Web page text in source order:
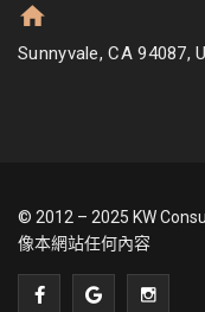
Sunnyvale, CA 94087,
© 2012 – 2025 KW
像本網站任何內容